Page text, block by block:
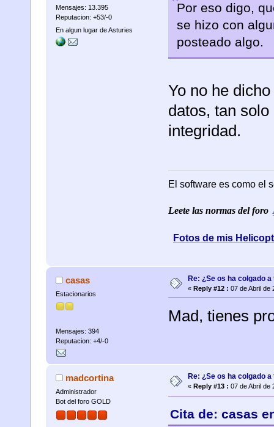
Mensajes: 13.395
Reputacion: +53/-0
En algun lugar de Asturies
Por eso digo,
se hizo con
posteado algo.
Yo no he
datos, tan
integridad.
El software es como el
Leete las normas del foro
Fotos de mis
casas
Estacionarios
Mensajes: 394
Reputacion: +4/-0
Re: ¿Se os ha colgado
« Reply #12 : 07 de Abril de
Mad, tienes
madcortina
Administrador
Bot del foro GOLD
Re: ¿Se os ha colgado
« Reply #13 : 07 de Abril de
Cita de: casas